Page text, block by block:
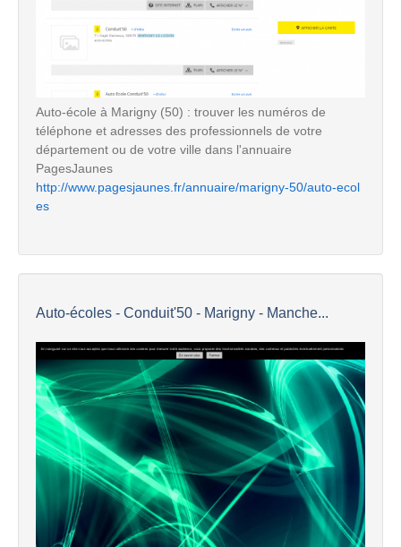
Auto-école à Marigny (50) : trouver les numéros de
téléphone et adresses des professionnels de votre
département ou de votre ville dans l'annuaire
PagesJaunes
http://www.pagesjaunes.fr/annuaire/marigny-50/auto-ecol
es
Auto-écoles - Conduit'50 - Marigny - Manche...